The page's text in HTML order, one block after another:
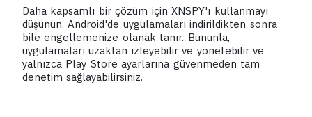
Daha kapsamlı bir çözüm için XNSPY'ı kullanmayı
düşünün. Android'de uygulamaları indirildikten sonra
bile engellemenize olanak tanır. Bununla,
uygulamaları uzaktan izleyebilir ve yönetebilir ve
yalnızca Play Store ayarlarına güvenmeden tam
denetim sağlayabilirsiniz.